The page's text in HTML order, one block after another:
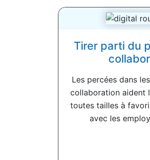
Tirer parti du
Les percées dans
collaboration aident
toutes tailles à
avec les